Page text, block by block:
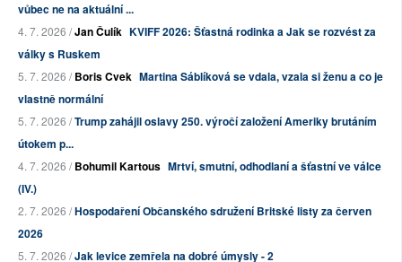
vůbec ne na aktuální ...
4. 7. 2026 /Jan Čulík KVIFF 2026: Šťastná rodinka a Jak se rozvést za
války s Ruskem
5. 7. 2026 /Boris Cvek Martina Sáblíková se vdala, vzala si ženu a co je
vlastně normální
5. 7. 2026 /Trump zahájil oslavy 250. výročí založení Ameriky brutáním
útokem p...
4. 7. 2026 /Bohumil Kartous Mrtví, smutní, odhodlaní a šťastní ve válce
(IV.)
2. 7. 2026 /Hospodaření Občanského sdružení Britské listy za červen
2026
5. 7. 2026 /Jak levice zemřela na dobré úmysly - 2